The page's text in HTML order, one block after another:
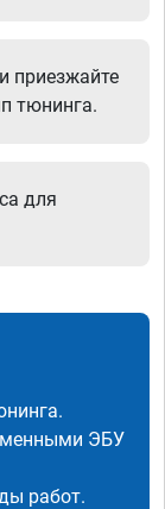
приезжайте
тюнинга.
для
ЭБУ
работ.